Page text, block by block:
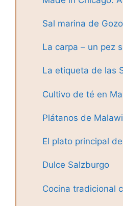
Sal marina de
La carpa – un pez
La etiqueta de las
Cultivo de té en
Plátanos de Malawi
El plato principal
Dulce Salzburgo
Cocina tradicional